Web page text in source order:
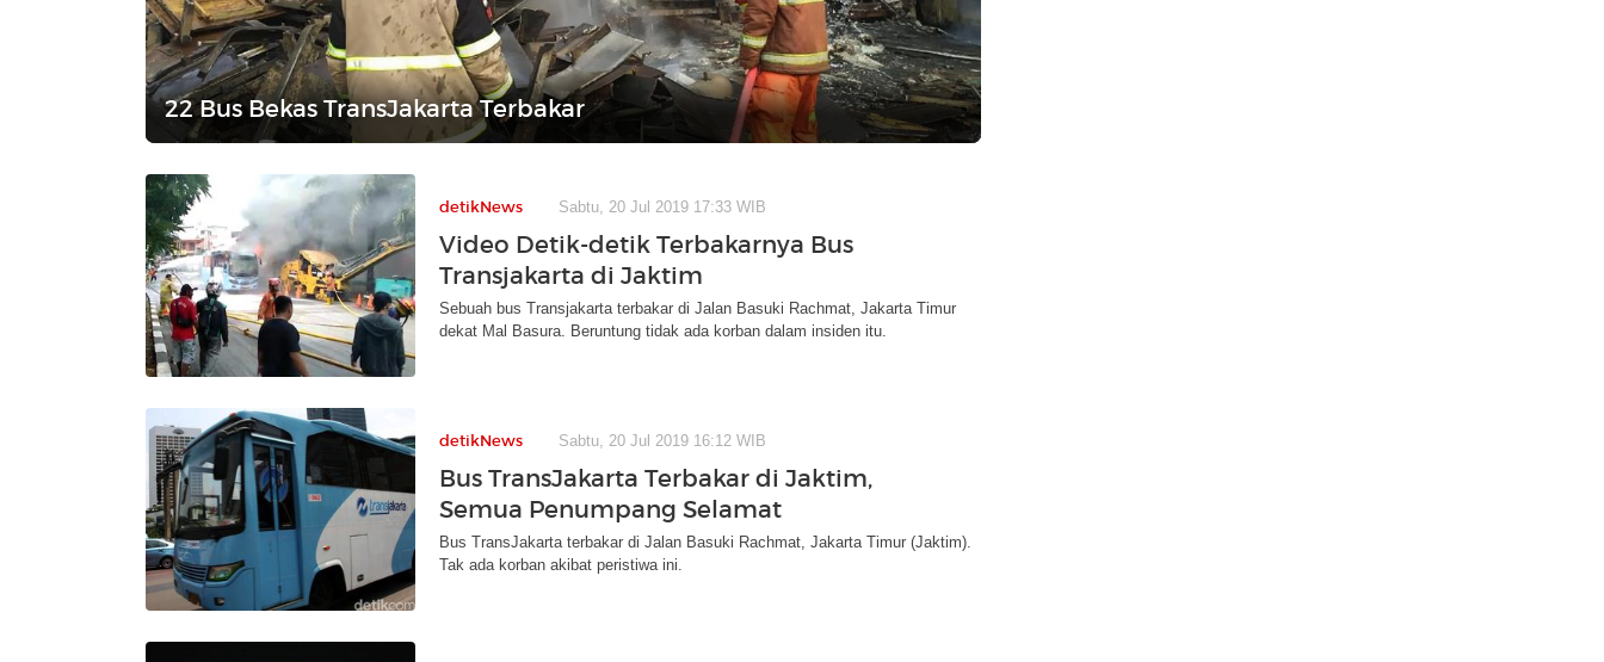
22 Bus Bekas TransJakarta Terbakar
detikNews Sabtu, 20 Jul 2019 17:33 WIB
Video Detik-detik Terbakarnya Bus
Transjakarta di Jaktim
Sebuah bus Transjakarta terbakar di Jalan Basuki Rachmat, Jakarta Timur
dekat Mal Basura. Beruntung tidak ada korban dalam insiden itu.
detikNews Sabtu, 20 Jul 2019 16:12 WIB
Bus TransJakarta Terbakar di Jaktim,
Semua Penumpang Selamat
Bus TransJakarta terbakar di Jalan Basuki Rachmat, Jakarta Timur (Jaktim).
Tak ada korban akibat peristiwa ini.